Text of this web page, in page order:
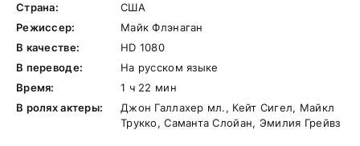
Страна:
США
Режиссер:
Майк Флэнаган
В качестве:
HD 1080
В переводе:
На русском языке
Время:
1 ч 22 мин
В ролях актеры:
Джон Галлахер мл., Кейт Сигел, Майкл
Трукко, Саманта Слойан, Эмилия Грейвз